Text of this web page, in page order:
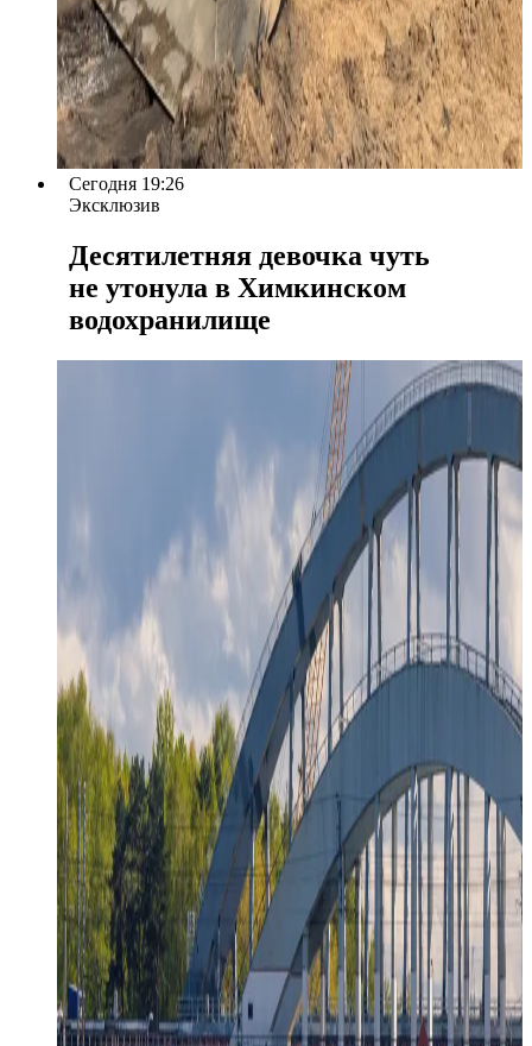
Сегодня 19:26
Эксклюзив
Десятилетняя девочка чуть
не утонула в Химкинском
водохранилище